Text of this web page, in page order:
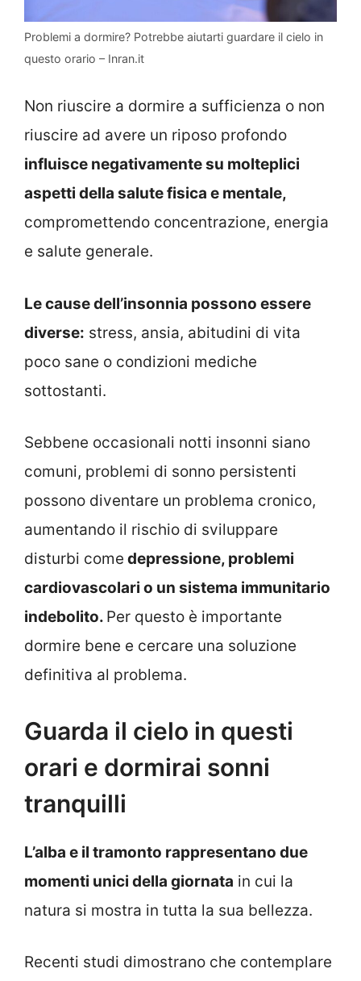
Problemi a dormire? Potrebbe aiutarti guardare il cielo in
questo orario – Inran.it
Non riuscire a dormire a sufficienza o non
riuscire ad avere un riposo profondo
influisce negativamente su molteplici
aspetti della salute fisica e mentale,
compromettendo concentrazione, energia
e salute generale.
Le cause dell’insonnia possono essere
diverse: stress, ansia, abitudini di vita
poco sane o condizioni mediche
sottostanti.
Sebbene occasionali notti insonni siano
comuni, problemi di sonno persistenti
possono diventare un problema cronico,
aumentando il rischio di sviluppare
disturbi come depressione, problemi
cardiovascolari o un sistema immunitario
indebolito. Per questo è importante
dormire bene e cercare una soluzione
definitiva al problema.
Guarda il cielo in questi
orari e dormirai sonni
tranquilli
L’alba e il tramonto rappresentano due
momenti unici della giornata in cui la
natura si mostra in tutta la sua bellezza.
Recenti studi dimostrano che contemplare